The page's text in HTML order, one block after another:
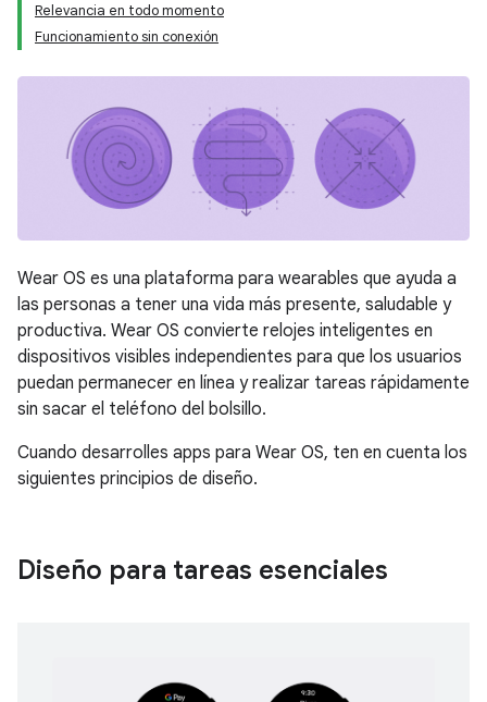
Relevancia en todo momento
Funcionamiento sin conexión
Wear OS es una plataforma para wearables que ayuda a
las personas a tener una vida más presente, saludable y
productiva. Wear OS convierte relojes inteligentes en
dispositivos visibles independientes para que los usuarios
puedan permanecer en línea y realizar tareas rápidamente
sin sacar el teléfono del bolsillo.
Cuando desarrolles apps para Wear OS, ten en cuenta los
siguientes principios de diseño.
Diseño para tareas esenciales